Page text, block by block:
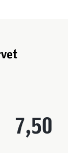
7,50